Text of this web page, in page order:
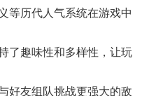
等历代人气系统在游戏中
了趣味性和多样性，让玩
好友组队挑战更强大的敌